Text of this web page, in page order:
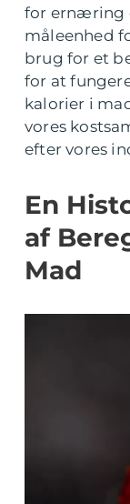
for ernæring
måleenhed
brug for et
for at
kalorier i
vores
efter vores
En
af
Mad